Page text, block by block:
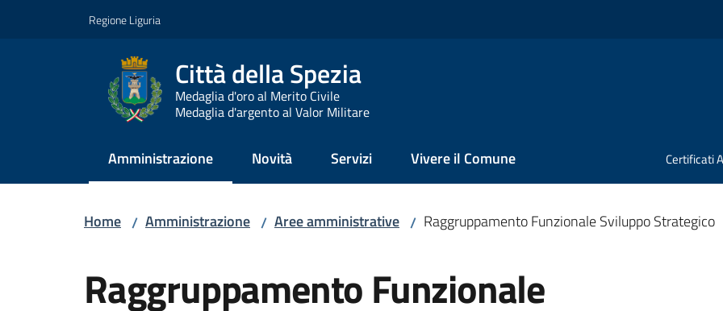
Regione Liguria
Città della Spezia
Medaglia d'oro al Merito Civile
Medaglia d'argento al Valor Militare
Amministrazione
Menu selezionato Novità Servizi Vivere il Comune Certificati
Home / Amministrazione / Aree amministrative / Raggruppamento Funzionale Sviluppo Strategico
Raggruppamento Funzionale